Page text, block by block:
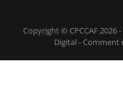
Copyright © CPCCAF 2026 -
Digital - Comment